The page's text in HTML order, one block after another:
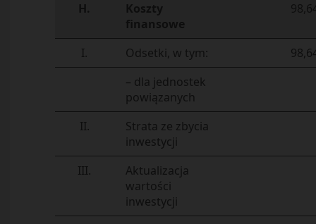
H.
Koszty
finansowe
I. Odsetki, w tym:
– dla jednostek
powiązanych
II.
Strata ze zbycia
inwestycji
III.
Aktualizacja
wartości
inwestycji